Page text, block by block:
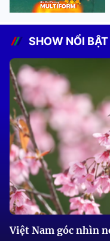
SHOW NỔI BẬT
Việt Nam góc nhìn